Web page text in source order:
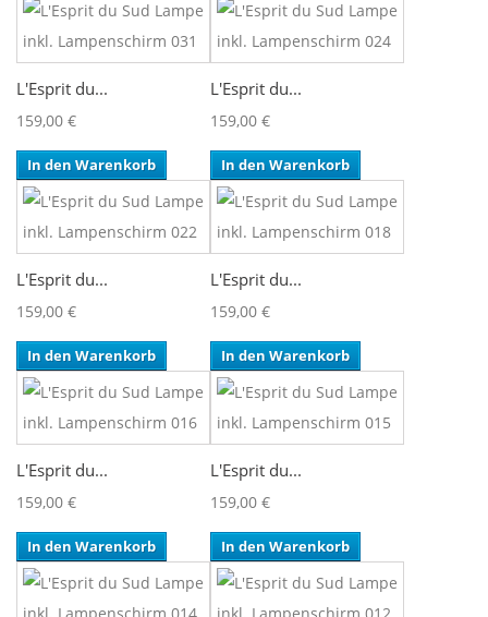
L'Esprit du...
159,00 €
In den Warenkorb
L'Esprit du...
159,00 €
In den Warenkorb
L'Esprit du...
159,00 €
In den Warenkorb
L'Esprit du...
159,00 €
In den Warenkorb
L'Esprit du...
159,00 €
In den Warenkorb
L'Esprit du...
159,00 €
In den Warenkorb